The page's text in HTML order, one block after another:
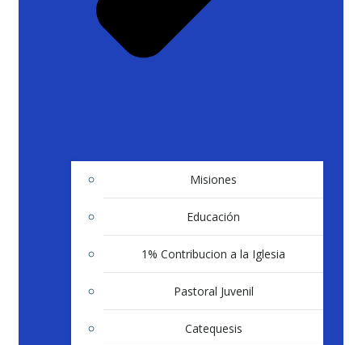
Misiones
Educación
1% Contribucion a la Iglesia
Pastoral Juvenil
Catequesis